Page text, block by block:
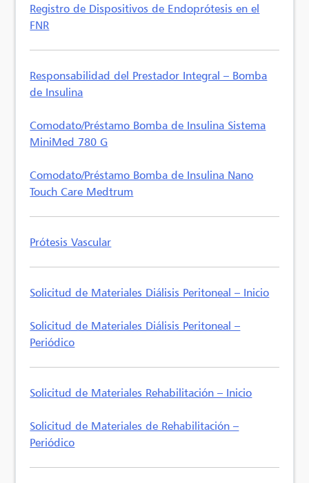
Registro de Dispositivos de Endoprótesis en el
FNR
Responsabilidad del Prestador Integral – Bomba
de Insulina
Comodato/Préstamo Bomba de Insulina Sistema
MiniMed 780 G
Comodato/Préstamo Bomba de Insulina Nano
Touch Care Medtrum
Prótesis Vascular
Solicitud de Materiales Diálisis Peritoneal – Inicio
Solicitud de Materiales Diálisis Peritoneal –
Periódico
Solicitud de Materiales Rehabilitación – Inicio
Solicitud de Materiales de Rehabilitación –
Periódico